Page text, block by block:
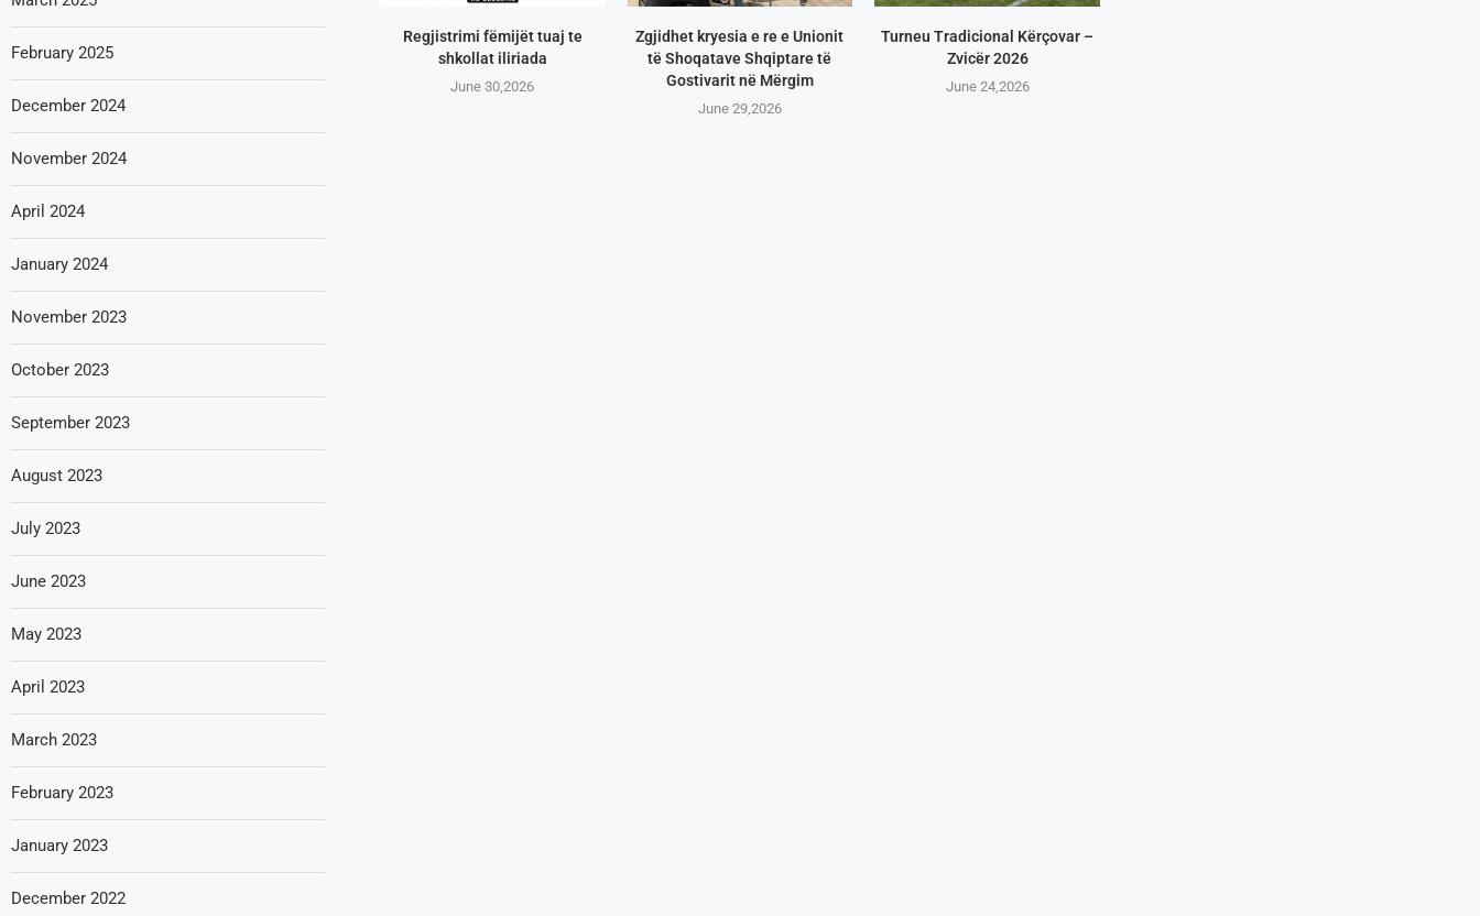
Regjistrimi fëmijët tuaj te
shkollat iliriada
June 30,2026
Zgjidhet kryesia e re e Unionit
të Shoqatave Shqiptare të
Gostivarit në Mërgim
June 29,2026
Turneu Tradicional Kërçovar –
Zvicër 2026
June 24,2026
February 2025
December 2024
November 2024
April 2024
January 2024
November 2023
October 2023
September 2023
August 2023
July 2023
June 2023
May 2023
April 2023
March 2023
February 2023
January 2023
December 2022